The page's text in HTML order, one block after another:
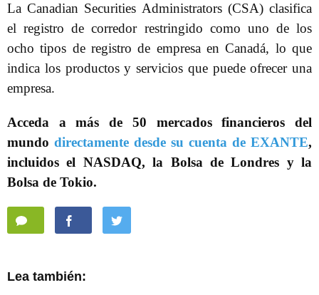
La Canadian Securities Administrators (CSA) clasifica
el registro de corredor restringido como uno de los
ocho tipos de registro de empresa en Canadá, lo que
indica los productos y servicios que puede ofrecer una
empresa.
Acceda a más de 50 mercados financieros del
mundo directamente desde su cuenta de EXANTE,
incluidos el NASDAQ, la Bolsa de Londres y la
Bolsa de Tokio.
Lea también: